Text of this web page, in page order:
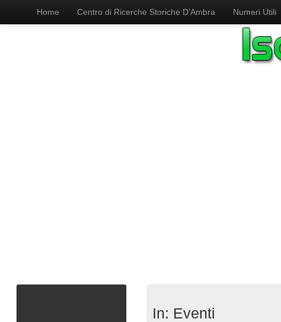
Home Centro di Ricerche Storiche D’Ambra Numeri Utili
In: Eventi